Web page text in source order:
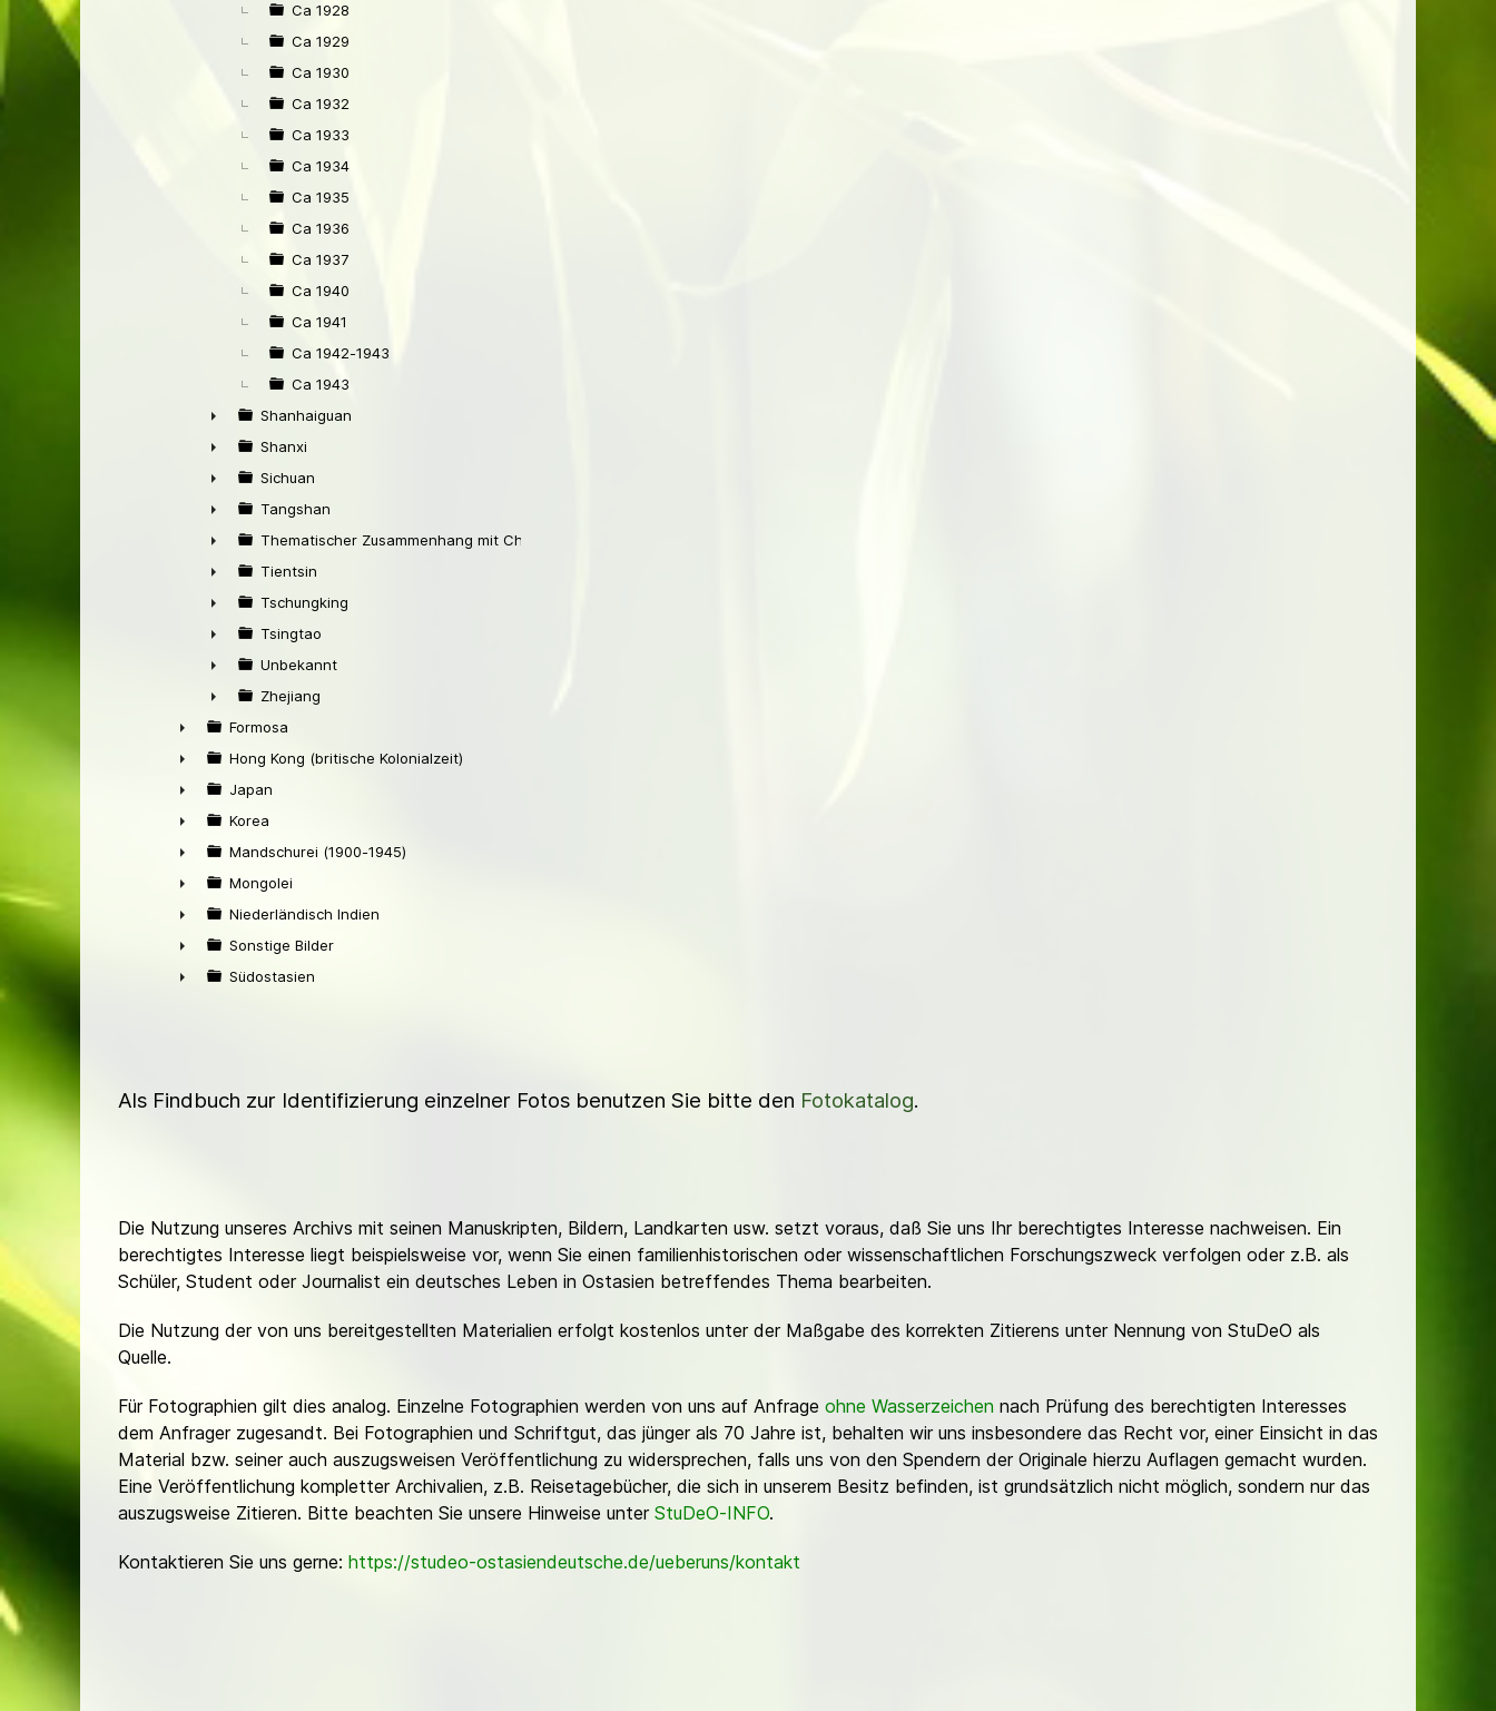
Ca 1928
Ca 1929
Ca 1930
Ca 1932
Ca 1933
Ca 1934
Ca 1935
Ca 1936
Ca 1937
Ca 1940
Ca 1941
Ca 1942-1943
Ca 1943
►
Shanhaiguan
►
Shanxi
►
Sichuan
►
Tangshan
►
Thematischer Zusammenhang mit China
►
Tientsin
►
Tschungking
►
Tsingtao
►
Unbekannt
►
Zhejiang
►
Formosa
►
Hong Kong (britische Kolonialzeit)
►
Japan
►
Korea
►
Mandschurei (1900-1945)
►
Mongolei
►
Niederländisch Indien
►
Sonstige Bilder
Südostasien
Als Findbuch zur Identifizierung einzelner Fotos benutzen Sie bitte den Fotokatalog.
Die Nutzung unseres Archivs mit seinen Manuskripten, Bildern, Landkarten usw. setzt voraus, daß Sie uns Ihr berechtigtes Interesse nachweisen. Ein
berechtigtes Interesse liegt beispielsweise vor, wenn Sie einen familienhistorischen oder wissenschaftlichen Forschungszweck verfolgen oder z.B. als
Schüler, Student oder Journalist ein deutsches Leben in Ostasien betreffendes Thema bearbeiten.
Die Nutzung der von uns bereitgestellten Materialien erfolgt kostenlos unter der Maßgabe des korrekten Zitierens unter Nennung von StuDeO als
Quelle.
Für Fotographien gilt dies analog. Einzelne Fotographien werden von uns auf Anfrage ohne Wasserzeichen nach Prüfung des berechtigten Interesses
dem Anfrager zugesandt. Bei Fotographien und Schriftgut, das jünger als 70 Jahre ist, behalten wir uns insbesondere das Recht vor, einer Einsicht in das
Material bzw. seiner auch auszugsweisen Veröffentlichung zu widersprechen, falls uns von den Spendern der Originale hierzu Auflagen gemacht wurden.
Eine Veröffentlichung kompletter Archivalien, z.B. Reisetagebücher, die sich in unserem Besitz befinden, ist grundsätzlich nicht möglich, sondern nur das
auszugsweise Zitieren. Bitte beachten Sie unsere Hinweise unter StuDeO-INFO.
Kontaktieren Sie uns gerne: https://studeo-ostasiendeutsche.de/ueberuns/kontakt